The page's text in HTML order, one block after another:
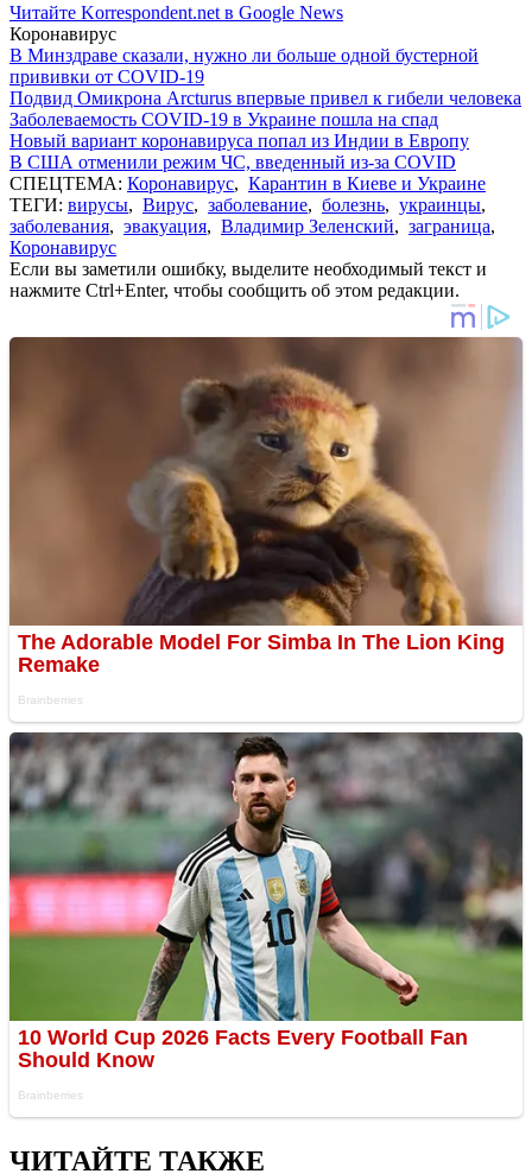
Читайте Korrespondent.net в Google News
Коронавирус
В Минздраве сказали, нужно ли больше одной бустерной
прививки от COVID-19
Подвид Омикрона Arcturus впервые привел к гибели человека
Заболеваемость COVID-19 в Украине пошла на спад
Новый вариант коронавируса попал из Индии в Европу
В США отменили режим ЧС, введенный из-за COVID
СПЕЦТЕМА: Коронавирус, Карантин в Киеве и Украине
ТЕГИ: вирусы, Вирус, заболевание, болезнь, украинцы,
заболевания, эвакуация, Владимир Зеленский, заграница,
Коронавирус
Если вы заметили ошибку, выделите необходимый текст и
нажмите Ctrl+Enter, чтобы сообщить об этом редакции.
ЧИТАЙТЕ ТАКЖЕ